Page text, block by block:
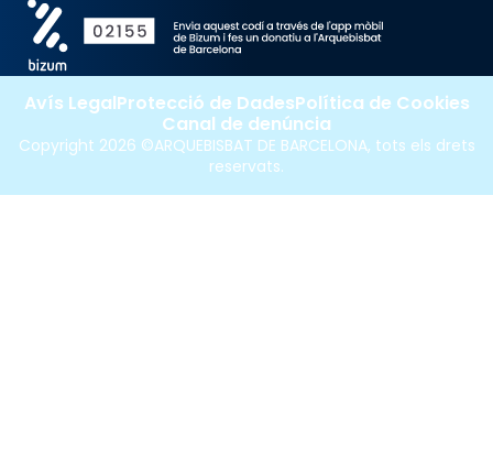
Copyright 2026 ©ARQUEBISBAT DE BARCELONA, tots els drets
reservats.
Avís LegalProtecció de DadesPolítica de Cookies
Canal de denúncia